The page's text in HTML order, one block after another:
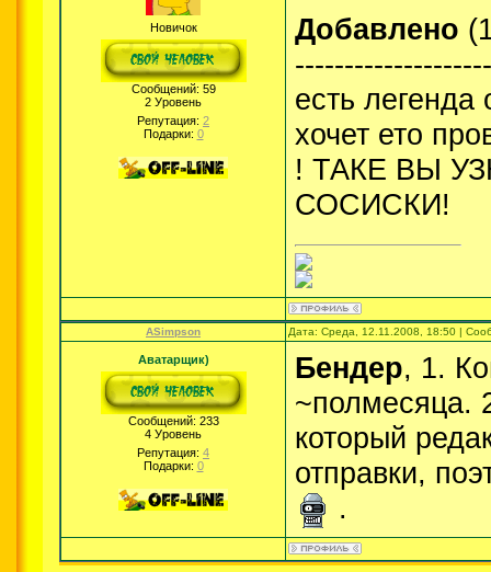
Новичок
Сообщений: 59
2 Уровень
Репутация: 2
Подарки: 0
Добавлено
есть
хочет ето
! ТАКЕ ВЫ
СОСИСКИ!
ASimpson Дата: Среда, 12.11.2008, 18:50 |
Аватарщик)
Сообщений: 233
4 Уровень
Репутация: 4
Подарки: 0
Бендер, 1.
~полмесяца.
который
отправки,
.